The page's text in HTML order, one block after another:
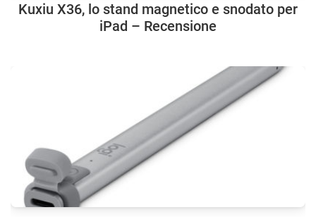
Kuxiu X36, lo stand magnetico e snodato per
iPad – Recensione